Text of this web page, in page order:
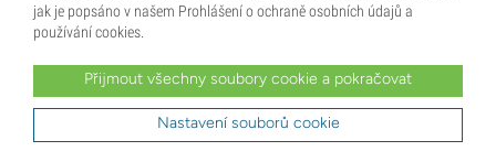
jak je popsáno v našem Prohlášení o ochraně osobních údajů a
používání cookies.
Přijmout všechny soubory cookie a pokračovat
Nastavení souborů cookie
* Semena se prodávají jako sběratelské předměty. Klíčení semen je v mnoha zemích nezákonné. Před
žijete, a že znáte své místní právní předpisy. Zároveň se vzdáváte jakýchkoli nároků vůči společnosti
Zamnesia v případě, že budete jednat v rozporu s platnými zákony.